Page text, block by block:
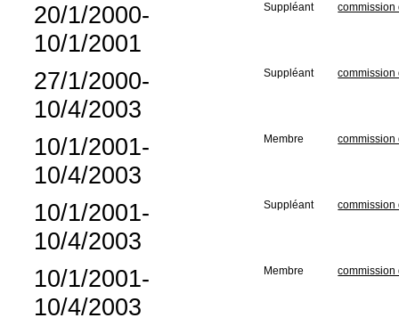
20/1/2000-
10/1/2001
Suppléant
27/1/2000-
10/4/2003
Suppléant commission
10/1/2001-
10/4/2003
Membre commission
10/1/2001-
10/4/2003
Suppléant commission
10/1/2001-
10/4/2003
Membre